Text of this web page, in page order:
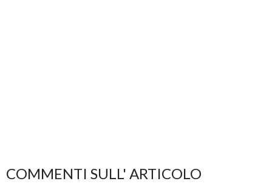
COMMENTI SULL' ARTICOLO